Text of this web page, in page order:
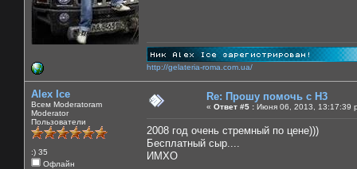
http://gelateria-roma.com.ua/
Alex Ice
Всем Moderatoram
Moderator
Пользователи
:) 35
Офлайн
Re: Прошу помочь с Н3
« Ответ #5 : Июня 06, 2013, 13:17:39
2008 год очень стремный по цене)))
Бесплатный сыр....
ИМХО